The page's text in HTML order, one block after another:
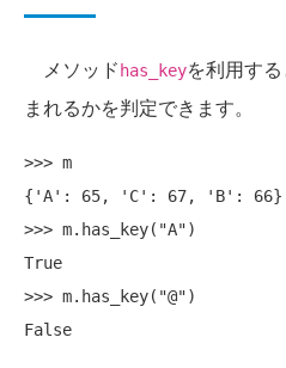
メソッド has_keyを利用す
まれるかを判定できます。
>>> m
{'A': 65, 'C': 67, 'B': 66}
>>> m.has_key("A")
True
>>> m.has_key("@")